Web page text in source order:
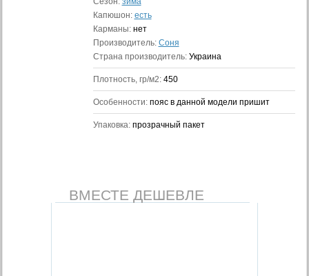
Капюшон: есть
Карманы: нет
Производитель: Соня
Страна производитель: Украина
Плотность, гр/м2: 450
Особенности: пояс в данной модели пришит
Упаковка: прозрачный пакет
ВМЕСТЕ ДЕШЕВЛЕ